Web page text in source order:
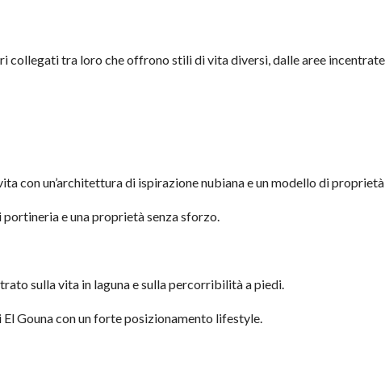
collegati tra loro che offrono stili di vita diversi, dalle aree
con un’architettura di ispirazione nubiana e un modello di
e una proprietà senza sforzo.
sulla vita in laguna e sulla percorribilità a piedi.
El Gouna con un forte posizionamento lifestyle.